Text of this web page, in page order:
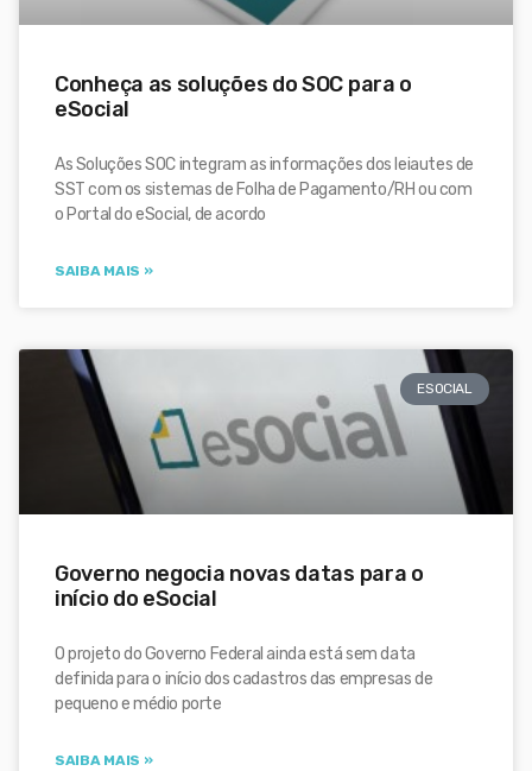
Conheça as soluções do SOC para o
eSocial
As Soluções SOC integram as informações dos leiautes de
SST com os sistemas de Folha de Pagamento/RH ou com
o Portal do eSocial, de acordo
SAIBA MAIS »
ESOCIAL
Governo negocia novas datas para o
início do eSocial
O projeto do Governo Federal ainda está sem data
definida para o início dos cadastros das empresas de
pequeno e médio porte
SAIBA MAIS »